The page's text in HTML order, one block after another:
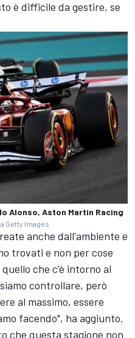
è difficile da gestire, se
Alonso, Aston Martin Racing
Getty Images
anche dall'ambiente e
trovati e non per cose
che c'è intorno al
controllare, però
al massimo, essere
facendo", ha aggiunto.
che questa stagione non